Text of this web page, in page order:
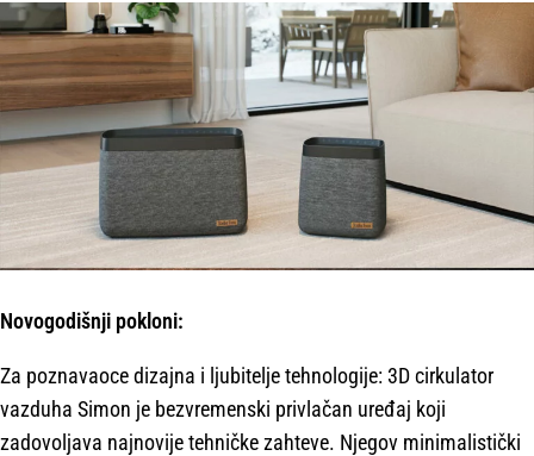
Novogodišnji pokloni:
Za poznavaoce dizajna i ljubitelje tehnologije: 3D cirkulator
vazduha Simon je bezvremenski privlačan uređaj koji
zadovoljava najnovije tehničke zahteve. Njegov minimalistički